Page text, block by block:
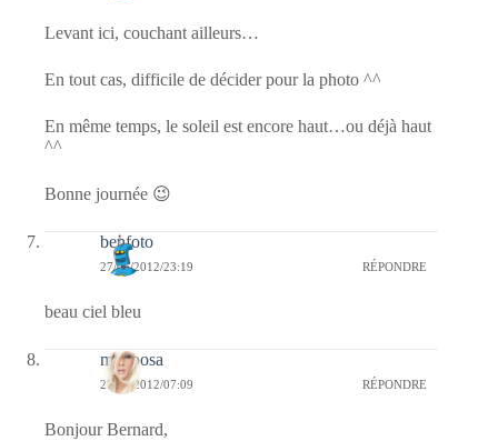
Levant ici, couchant ailleurs…
En tout cas, difficile de décider pour la photo ^^
En même temps, le soleil est encore haut…ou déjà haut
^^
Bonne journée 😉
benfoto
27/06/2012/23:19 RÉPONDRE
beau ciel bleu
mariposa
27/06/2012/07:09 RÉPONDRE
Bonjour Bernard,